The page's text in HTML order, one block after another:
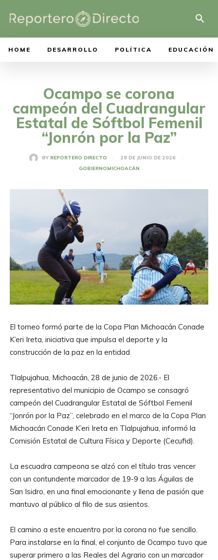
HOME DESARROLLO POLÍTICA EDUCACIÓN
Ocampo se corona
campeón del Cuadrangular
Estatal de Sóftbol Femenil
“Jonrón por la Paz”
BY REPORTERO DIRECTO
28 DE JUNIO DE 2026
GOBIERNOMICHOACÁN
El torneo formó parte de la Copa Plan Michoacán Conade
K’eri Ireta, iniciativa que impulsa el deporte y la
construcción de la paz en la entidad
Tlalpujahua, Michoacán, 28 de junio de 2026.- El
representativo del municipio de Ocampo se consagró
campeón del Cuadrangular Estatal de Sóftbol Femenil
“Jonrón por la Paz”, celebrado en el marco de la Copa Plan
Michoacán Conade K’eri Ireta en Tlalpujahua, informó la
Comisión Estatal de Cultura Física y Deporte (Cecufid).
La escuadra campeona se alzó con el título tras vencer
con un contundente marcador de 19-9 a las Águilas de
San Isidro, en una final emocionante y llena de pasión que
mantuvo al público al filo de sus asientos.
El camino a este encuentro por la corona no fue sencillo.
Para instalarse en la final, el conjunto de Ocampo tuvo que
superar primero a las Reales del Agrario con un marcador